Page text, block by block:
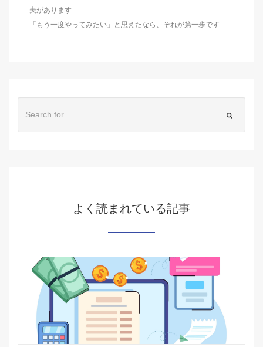
夫があります
「もう一度やってみたい」と思えたなら、それが第一歩です
よく読まれている記事